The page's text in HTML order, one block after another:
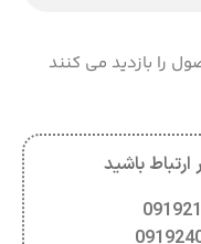
را بازدید می کنند
ارتباط باشید